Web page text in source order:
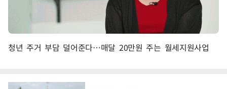
청년 주거 부담 덜어준다…매달 20만원 주는 월세지원사업